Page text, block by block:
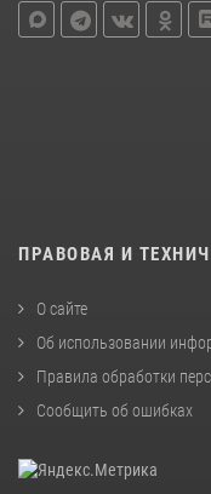
ПРАВОВАЯ И
О сайте
Об использовании
Правила обработки
Сообщить об ошибках